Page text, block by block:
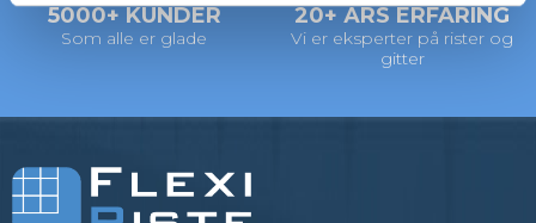
5000+ KUNDER
Som alle er glade
20+ ÅRS ERFARING
Vi er eksperter på rister og
gitter